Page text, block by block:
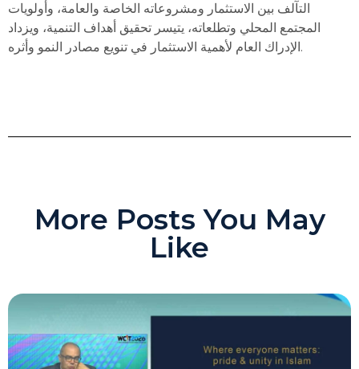
التآلف بين الاستثمار ومشروعاته الخاصة والعامة، وأولويات
المجتمع المحلي وتطلعاته، يتيسر تحقيق أهداف التنمية، ويزداد
الإدراك العام لأهمية الاستثمار في تنويع مصادر النمو وأثره.
More Posts You May
Like